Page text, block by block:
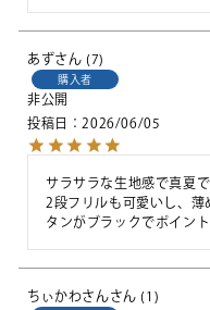
あず 7
購入者
非公開
投稿日
2026/06/05
サラサラな生地感で真夏
2段フリルも可愛いし、薄
タンがブラックでポイン
ちぃかわさん 1